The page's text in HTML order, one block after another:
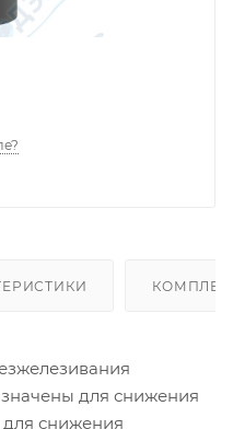
для снижения
для снижения